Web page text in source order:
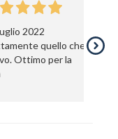
2022
quello che
Ottimo per la